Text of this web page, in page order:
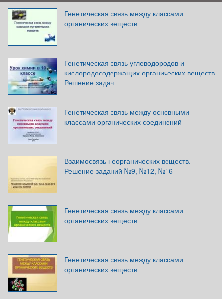
Генетическая связь между классами
органических веществ
Генетическая связь углеводородов и
кислородосодержащих органических веществ.
Решение задач
Генетическая связь между основными
классами органических соединений
Взаимосвязь неорганических веществ.
Решение заданий №9, №12, №16
Генетическая связь между классами
органических веществ
Генетическая связь между классами
органических веществ